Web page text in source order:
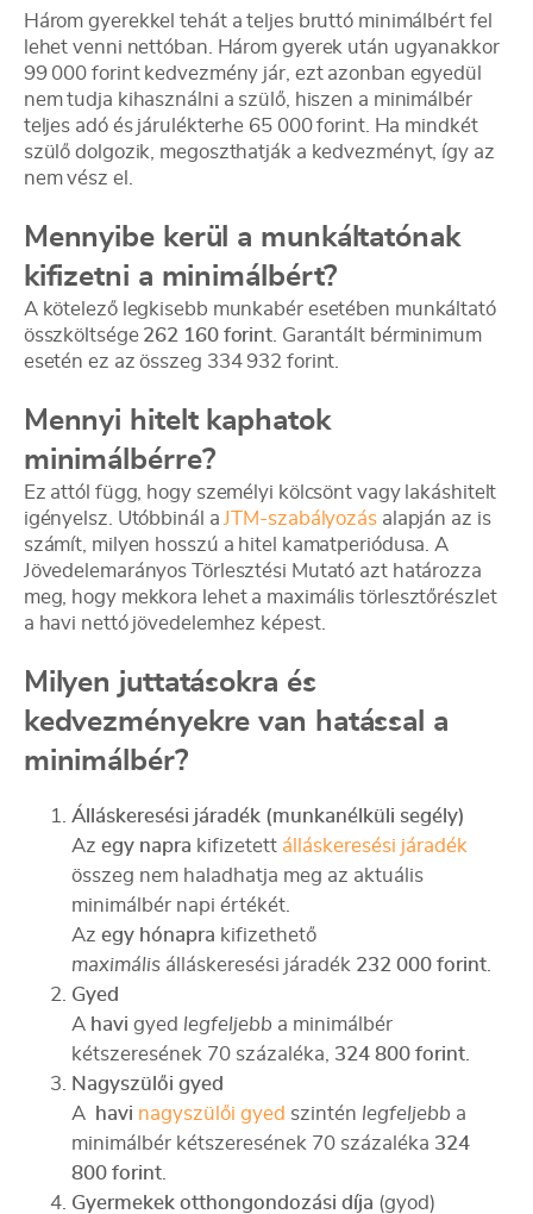
Három gyerekkel tehát a teljes bruttó minimálbért fel
lehet venni nettóban. Három gyerek után ugyanakkor
99 000 forint kedvezmény jár, ezt azonban egyedül
nem tudja kihasználni a szülő, hiszen a minimálbér
teljes adó és járulékterhe 65 000 forint. Ha mindkét
szülő dolgozik, megoszthatják a kedvezményt, így az
nem vész el.
Mennyibe kerül a munkáltatónak
kifizetni a minimálbért?
A kötelező legkisebb munkabér esetében munkáltató
összköltsége 262 160 forint . Garantált bérminimum
esetén ez az összeg 334 932 forint.
Mennyi hitelt kaphatok
minimálbérre?
Ez attól függ, hogy személyi kölcsönt vagy lakáshitelt
igényelsz. Utóbbinál a JTM-szabályozásalapján az is
számít, milyen hosszú a hitel kamatperiódusa. A
Jövedelemarányos Törlesztési Mutató azt határozza
meg, hogy mekkora lehet a maximális törlesztőrészlet
a havi nettó jövedelemhez képest.
Milyen juttatásokra és
kedvezményekre van hatással a
minimálbér?
Álláskeresési járadék (munkanélküli segély)
Az egy napra kifizetett álláskeresési járadék
összeg nem haladhatja meg az aktuális
minimálbér napi értékét.
Az egy hónapra kifizethető
maximális álláskeresési járadék 232 000 forint.
Gyed
A havi gyed legfeljebb a minimálbér
kétszeresének 70 százaléka, 324 800 forint.
Nagyszülői gyed
A
havi nagyszülői gyed szintén legfeljebb a
minimálbér kétszeresének 70 százaléka 324
800 forint.
Gyermekek otthongondozási díja (gyod)